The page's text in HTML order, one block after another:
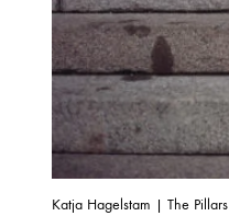
Katja Hagelstam | The Pillars